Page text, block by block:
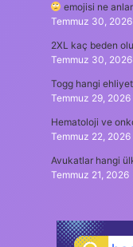
emojisi ne
Temmuz 30, 2026
2XL kaç beden
Temmuz 30, 2026
Togg hangi ehliyet
Temmuz 29, 2026
Hematoloji ve
Temmuz 22, 2026
Avukatlar hangi
Temmuz 21, 2026